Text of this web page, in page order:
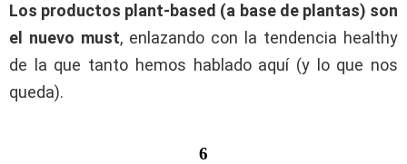
Los productos plant-based (a base de plantas) son
el nuevo must, enlazando con la tendencia healthy
de la que tanto hemos hablado aquí (y lo que nos
queda).
6